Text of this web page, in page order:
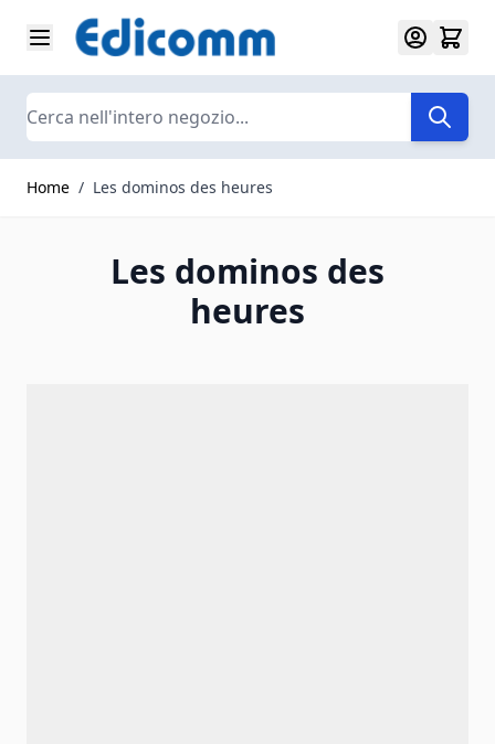
Salta al contenuto
Search
Home / Les dominos des heures
Les dominos des
heures